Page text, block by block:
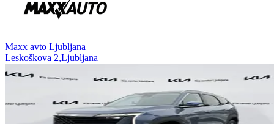
⁠Maxx avto Ljubljana
Leskoškova 2,Ljubljana